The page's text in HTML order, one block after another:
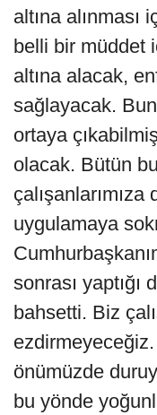
altına
belli bir müddet
altına alacak,
sağlayacak.
ortaya
olacak. Bütün
uygulamaya
sonrası
bahsetti. Biz
önümüzde
bu yönde